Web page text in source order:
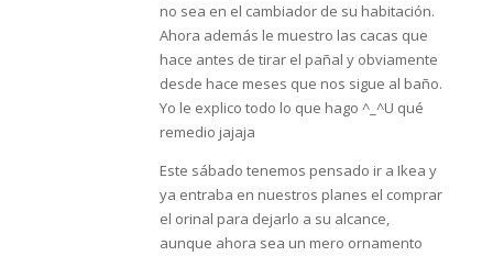
no sea en el cambiador de su habitación.
Ahora además le muestro las cacas que
hace antes de tirar el pañal y obviamente
desde hace meses que nos sigue al baño.
Yo le explico todo lo que hago ^_^U qué
remedio jajaja
Este sábado tenemos pensado ir a Ikea y
ya entraba en nuestros planes el comprar
el orinal para dejarlo a su alcance,
aunque ahora sea un mero ornamento